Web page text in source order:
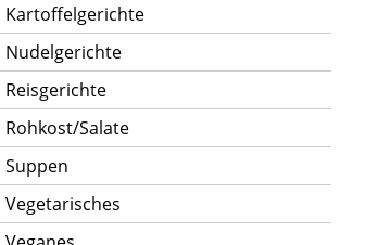
Kartoffelgerichte
Nudelgerichte
Reisgerichte
Rohkost/Salate
Suppen
Vegetarisches